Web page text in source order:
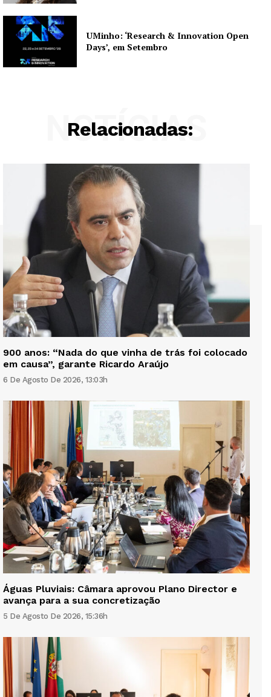
UMinho: ‘Research & Innovation Open
Days’, em Setembro
Relacionadas:
NOTÍCIAS
900 anos: “Nada do que vinha de trás foi colocado
em causa”, garante Ricardo Araújo
6 De Agosto De 2026, 13:03h
Águas Pluviais: Câmara aprovou Plano Director e
avança para a sua concretização
5 De Agosto De 2026, 15:36h